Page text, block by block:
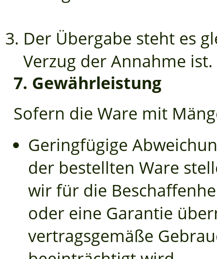
Der Übergabe steht es
Verzug der Annahme ist.
7. Gewährleistung
Sofern die Ware mit
Geringfügige
der bestellten Ware
wir für die
oder eine Garantie
vertragsgemäße